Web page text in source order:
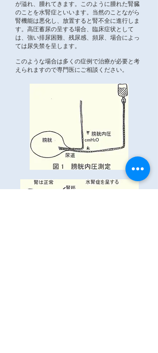
が溢れ、腫れてきます。このように腫れた腎臓
のことを水腎症といいます。当然のことながら
腎機能は悪化し、放置すると腎不全に進行しま
す。高圧蓄尿の呈する場合、臨床症状として
は、強い排尿困難、残尿感、頻尿、場合によっ
ては尿失禁を呈します。
このような場合は多くの症例で治療が必要と考
えられますので専門医にご相談ください。​​​